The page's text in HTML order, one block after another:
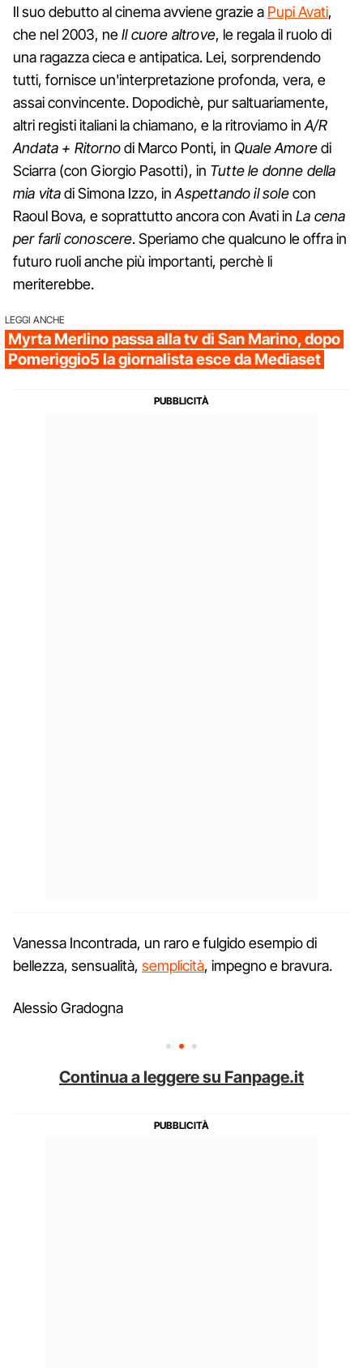
Il suo debutto al cinema avviene grazie a Pupi Avati,
che nel 2003, neIl cuore altrove, le regala il ruolo di
una ragazza cieca e antipatica. Lei, sorprendendo
tutti, fornisce un'interpretazione profonda, vera, e
assai convincente. Dopodichè, pur saltuariamente,
altri registi italiani la chiamano, e la ritroviamo in A/R
Andata + Ritornodi Marco Ponti, in Quale Amoredi
Sciarra (con Giorgio Pasotti), in Tutte le donne della
mia vitadi Simona Izzo, inAspettando il solecon
Raoul Bova, e soprattutto ancora con Avati in La cena
per farli conoscere. Speriamo che qualcuno le offra in
futuro ruoli anche più importanti, perchè li
meriterebbe.
LEGGI ANCHE
Myrta Merlino passa alla tv di San Marino, dopo
Pomeriggio5 la giornalista esce da Mediaset
Vanessa Incontrada, un raro e fulgido esempio di
bellezza, sensualità, semplicità, impegno e bravura.
Alessio Gradogna
Continua a leggere su Fanpage.it